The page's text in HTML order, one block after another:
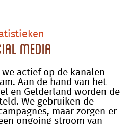
media
actief op de kanalen
Aan de hand van het
en Gelderland worden de
We gebruiken de
maar zorgen er
ongoing stroom van